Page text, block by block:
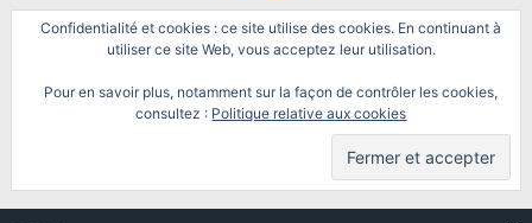
Confidentialité et cookies : ce site utilise des cookies. En continuant à
utiliser ce site Web, vous acceptez leur utilisation.
Pour en savoir plus, notamment sur la façon de contrôler les cookies,
consultez : Politique relative aux cookies